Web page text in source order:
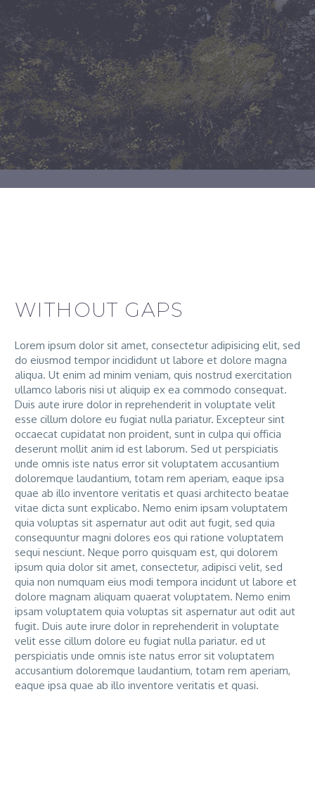
WITHOUT GAPS
Lorem ipsum dolor sit amet, consectetur adipisicing elit, sed
do eiusmod tempor incididunt ut labore et dolore magna
aliqua. Ut enim ad minim veniam, quis nostrud exercitation
ullamco laboris nisi ut aliquip ex ea commodo consequat.
Duis aute irure dolor in reprehenderit in voluptate velit
esse cillum dolore eu fugiat nulla pariatur. Excepteur sint
occaecat cupidatat non proident, sunt in culpa qui officia
deserunt mollit anim id est laborum. Sed ut perspiciatis
unde omnis iste natus error sit voluptatem accusantium
doloremque laudantium, totam rem aperiam, eaque ipsa
quae ab illo inventore veritatis et quasi architecto beatae
vitae dicta sunt explicabo. Nemo enim ipsam voluptatem
quia voluptas sit aspernatur aut odit aut fugit, sed quia
consequuntur magni dolores eos qui ratione voluptatem
sequi nesciunt. Neque porro quisquam est, qui dolorem
ipsum quia dolor sit amet, consectetur, adipisci velit, sed
quia non numquam eius modi tempora incidunt ut labore et
dolore magnam aliquam quaerat voluptatem. Nemo enim
ipsam voluptatem quia voluptas sit aspernatur aut odit aut
fugit. Duis aute irure dolor in reprehenderit in voluptate
velit esse cillum dolore eu fugiat nulla pariatur. ed ut
perspiciatis unde omnis iste natus error sit voluptatem
accusantium doloremque laudantium, totam rem aperiam,
eaque ipsa quae ab illo inventore veritatis et quasi.